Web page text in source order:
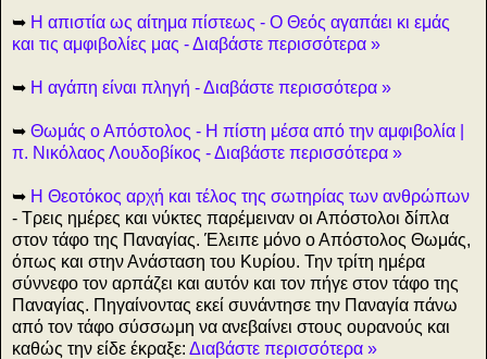
➥ Η απιστία ως αίτημα πίστεως - Ο Θεός αγαπάει κι εμάς
και τις αμφιβολίες μας - Διαβάστε περισσότερα »
➥ Η αγάπη είναι πληγή - Διαβάστε περισσότερα »
➥ Θωμάς ο Απόστολος - Η πίστη μέσα από την αμφιβολία |
π. Νικόλαος Λουδοβίκος - Διαβάστε περισσότερα »
➥ Η Θεοτόκος αρχή και τέλος της σωτηρίας των ανθρώπων
- Τρεις ημέρες και νύκτες παρέμειναν οι Απόστολοι δίπλα
στον τάφο της Παναγίας. Έλειπε μόνο ο Απόστολος Θωμάς,
όπως και στην Ανάσταση του Κυρίου. Την τρίτη ημέρα
σύννεφο τον αρπάζει και αυτόν και τον πήγε στον τάφο της
Παναγίας. Πηγαίνοντας εκεί συνάντησε την Παναγία πάνω
από τον τάφο σύσσωμη να ανεβαίνει στους ουρανούς και
καθώς την είδε έκραξε: Διαβάστε περισσότερα »